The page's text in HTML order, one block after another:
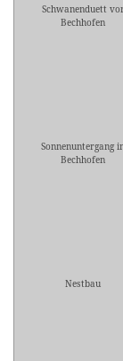
Schwanenduett
Bechhofen
Sonnenuntergang
Bechhofen
Nestbau